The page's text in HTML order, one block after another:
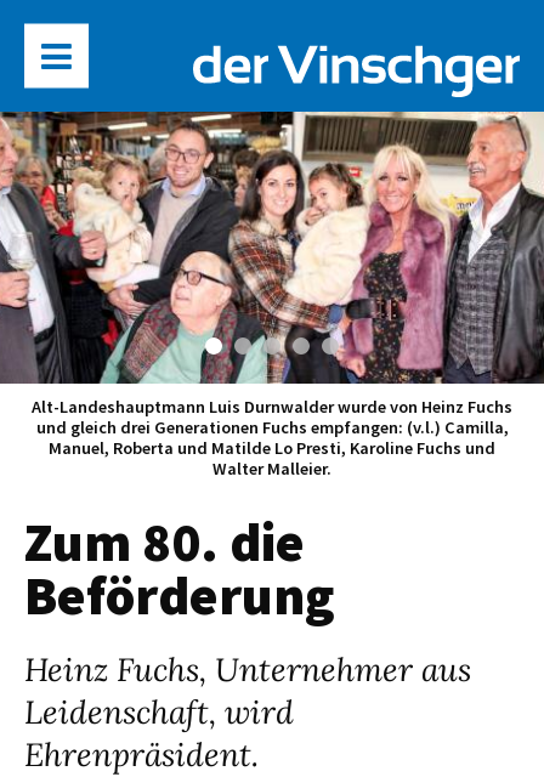
Alt-Landeshauptmann Luis Durnwalder wurde von Heinz Fuchs
und gleich drei Generationen Fuchs empfangen: (v.l.) Camilla,
Manuel, Roberta und Matilde Lo Presti, Karoline Fuchs und
Walter Malleier.
Zum 80. die
Beförderung
Heinz Fuchs, Unternehmer aus
Leidenschaft, wird
Ehrenpräsident.